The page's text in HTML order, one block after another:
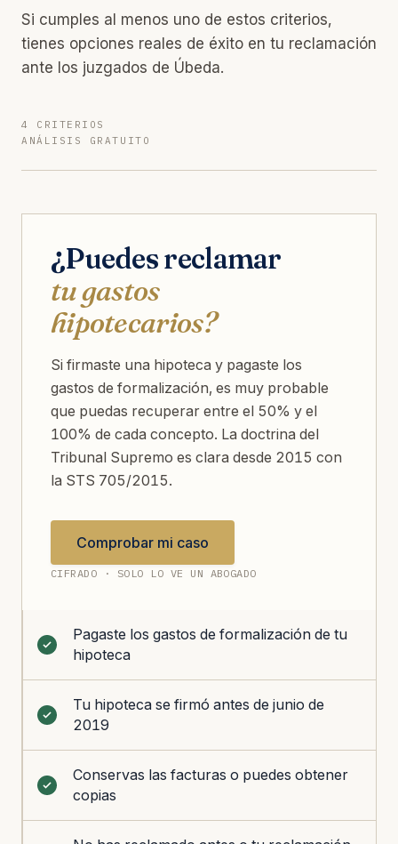
Si cumples al menos uno de estos criterios,
tienes opciones reales de éxito en tu reclamación
ante los juzgados de Úbeda.
4 CRITERIOS
ANÁLISIS GRATUITO
¿Puedes reclamar
tu gastos
hipotecarios?
Si firmaste una hipoteca y pagaste los
gastos de formalización, es muy probable
que puedas recuperar entre el 50% y el
100% de cada concepto. La doctrina del
Tribunal Supremo es clara desde 2015 con
la STS 705/2015.
Comprobar mi caso
CIFRADO · SOLO LO VE UN ABOGADO
Pagaste los gastos de formalización de tu
hipoteca
Tu hipoteca se firmó antes de junio de
2019
Conservas las facturas o puedes obtener
copias